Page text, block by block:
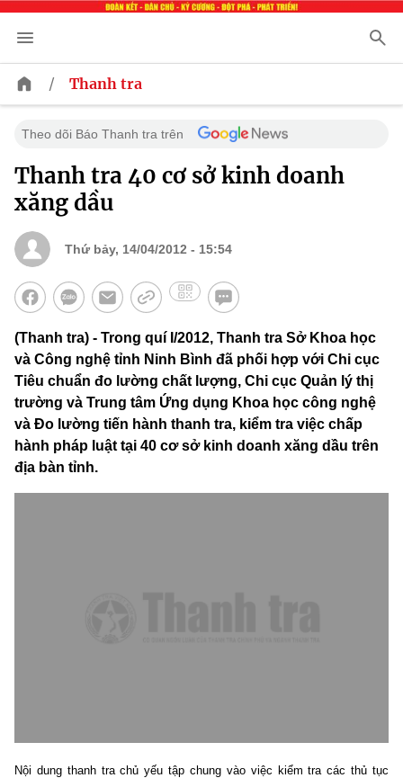
/ Thanh tra
Theo dõi Báo Thanh tra trên
Thanh tra 40 cơ sở kinh doanh
xăng dầu
Thứ bảy, 14/04/2012 - 15:54
(Thanh tra) - Trong quí I/2012, Thanh tra Sở Khoa học
và Công nghệ tỉnh Ninh Bình đã phối hợp với Chi cục
Tiêu chuẩn đo lường chất lượng, Chi cục Quản lý thị
trường và Trung tâm Ứng dụng Khoa học công nghệ
và Đo lường tiến hành thanh tra, kiểm tra việc chấp
hành pháp luật tại 40 cơ sở kinh doanh xăng dầu trên
địa bàn tỉnh.
Nội dung thanh tra chủ yếu tập chung vào việc kiểm tra các thủ tục